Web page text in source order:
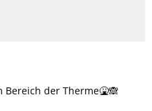
der Therme🤮🙈